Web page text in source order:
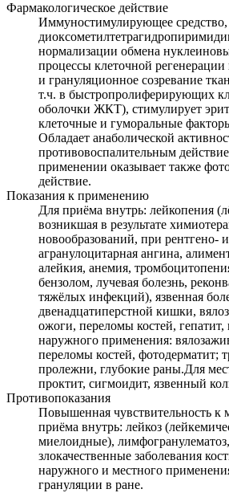
Фармакологическое действие
Иммуностимулирующее средство,
нормализации обмена
процессы клеточной регенерации
и грануляционное созревание
т.ч. в быстропролиферирующих
оболочки ЖКТ), стимулирует
клеточные и гуморальные
Обладает анаболической
противовоспалительным
применении оказывает также
действие.
Показания к применению
Для приёма внутрь: лейкопения
возникшая в результате
новообразований, при рентгено-
агранулоцитарная ангина,
алейкия, анемия,
бензолом, лучевая болезнь,
тяжёлых инфекций), язвенная
двенадцатиперстной кишки,
ожоги, переломы костей, гепатит,
наружного применения:
переломы костей, фотодерматит;
пролежни, глубокие раны.Для
проктит, сигмоидит, язвенный
Противопоказания
Повышенная чувствительность к
приёма внутрь: лейкоз
миелоидные),
злокачественные заболевания
наружного и местного
грануляции в ране.